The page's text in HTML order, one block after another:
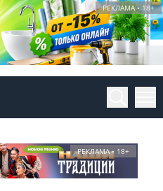
РЕКЛАМА • 18+
РЕКЛАМА • 18+